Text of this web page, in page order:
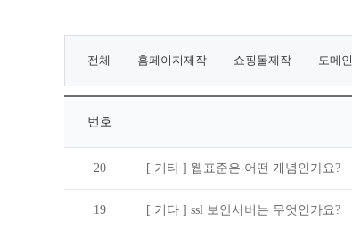
전체 홈페이지제작 쇼핑몰제작 도메인
번호
20 [ 기타 ] 웹표준은 어떤 개념인가요?
19 [ 기타 ] ssl 보안서버는 무엇인가요?